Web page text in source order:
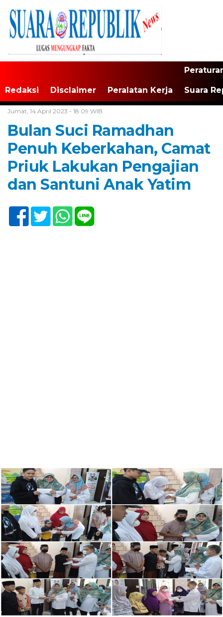
Redaksi Disclaimer Peralatan Kerja Suara
Jumat, 14 April 2023 - 18:09 WIB
Bulan Suci Ramadhan
Penuh Keberkahan, Camat
Priuk Lakukan Pengajian
dan Santuni Anak Yatim